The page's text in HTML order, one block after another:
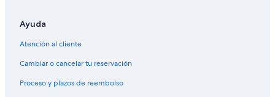
Ayuda
Atención al cliente
Cambiar o cancelar tu reservación
Proceso y plazos de reembolso